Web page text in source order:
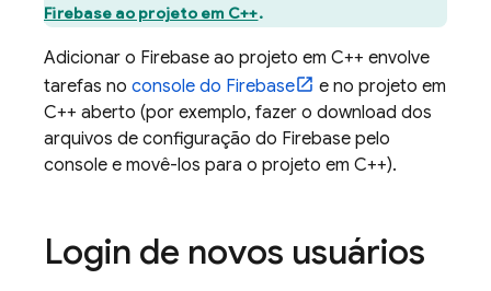
Firebase ao projeto em C++.
Adicionar o Firebase ao projeto em C++ envolve
tarefas no console do Firebase
e no projeto em
C++ aberto (por exemplo, fazer o download dos
arquivos de configuração do Firebase pelo
console e movê-los para o projeto em C++).
Login de novos usuários